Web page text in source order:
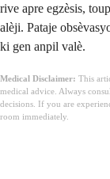
rive apre egzèsis,
alèji. Pataje
ki gen anpil valè.
Medical Disclaimer: This
medical advice. Always
decisions. If you are
room immediately.